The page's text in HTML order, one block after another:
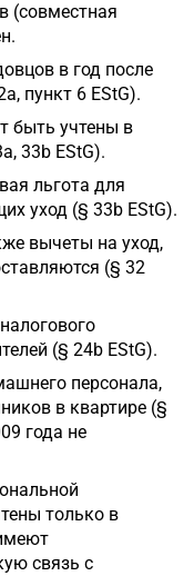
(совместная
в год после
пункт 6 EStG).
быть учтены в
33b EStG).
льгота для
уход (§ 33b EStG).
вычеты на уход,
(§ 32
(§ 24b EStG).
персонала,
в квартире (§
года не
только в
связь с